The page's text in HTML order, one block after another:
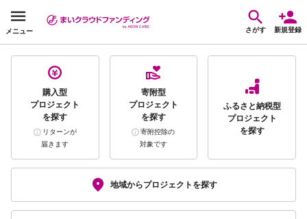
メニュー さがす 新規登録
購入型
プロジェクト
を探す
リターンが
届きます
寄附型
プロジェクト
を探す
寄附控除の
対象です
ふるさと納税型
プロジェクト
を探す
地域からプロジェクトを探す